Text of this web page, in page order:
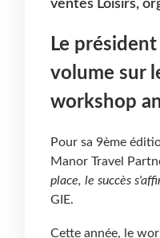
ventes Loisirs,
Le
volume sur
workshop
Pour sa 9ème
Manor Travel
place, le succès
GIE.
Cette année, le